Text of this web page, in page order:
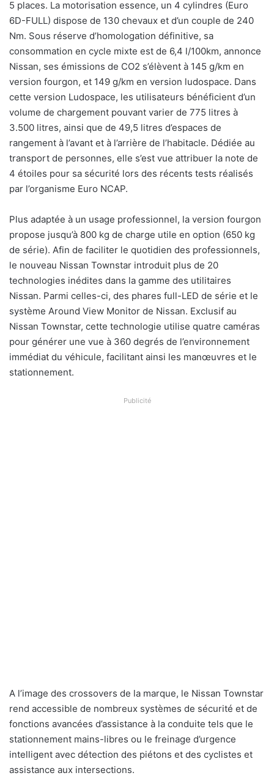
5 places. La motorisation essence, un 4 cylindres (Euro
6D-FULL) dispose de 130 chevaux et d’un couple de 240
Nm. Sous réserve d’homologation définitive, sa
consommation en cycle mixte est de 6,4 l/100km, annonce
Nissan, ses émissions de CO2 s’élèvent à 145 g/km en
version fourgon, et 149 g/km en version ludospace. Dans
cette version Ludospace, les utilisateurs bénéficient d’un
volume de chargement pouvant varier de 775 litres à
3.500 litres, ainsi que de 49,5 litres d’espaces de
rangement à l’avant et à l’arrière de l’habitacle. Dédiée au
transport de personnes, elle s’est vue attribuer la note de
4 étoiles pour sa sécurité lors des récents tests réalisés
par l’organisme Euro NCAP.
Plus adaptée à un usage professionnel, la version fourgon
propose jusqu’à 800 kg de charge utile en option (650 kg
de série). Afin de faciliter le quotidien des professionnels,
le nouveau Nissan Townstar introduit plus de 20
technologies inédites dans la gamme des utilitaires
Nissan. Parmi celles-ci, des phares full-LED de série et le
système Around View Monitor de Nissan. Exclusif au
Nissan Townstar, cette technologie utilise quatre caméras
pour générer une vue à 360 degrés de l’environnement
immédiat du véhicule, facilitant ainsi les manœuvres et le
stationnement.
Publicité
A l’image des crossovers de la marque, le Nissan Townstar
rend accessible de nombreux systèmes de sécurité et de
fonctions avancées d’assistance à la conduite tels que le
stationnement mains-libres ou le freinage d’urgence
intelligent avec détection des piétons et des cyclistes et
assistance aux intersections.